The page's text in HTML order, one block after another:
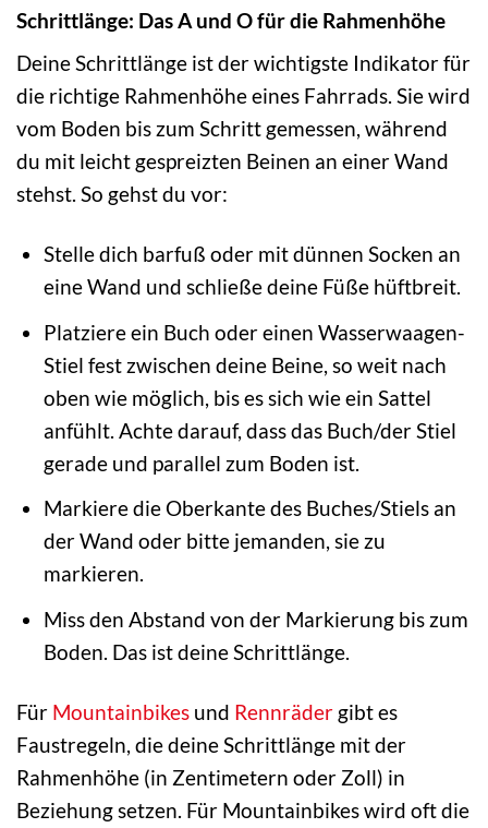
Schrittlänge: Das A und O für die Rahmenhöhe
Deine Schrittlänge ist der wichtigste Indikator für
die richtige Rahmenhöhe eines Fahrrads. Sie wird
vom Boden bis zum Schritt gemessen, während
du mit leicht gespreizten Beinen an einer Wand
stehst. So gehst du vor:
Stelle dich barfuß oder mit dünnen Socken an
eine Wand und schließe deine Füße hüftbreit.
Platziere ein Buch oder einen Wasserwaagen-
Stiel fest zwischen deine Beine, so weit nach
oben wie möglich, bis es sich wie ein Sattel
anfühlt. Achte darauf, dass das Buch/der Stiel
gerade und parallel zum Boden ist.
Markiere die Oberkante des Buches/Stiels an
der Wand oder bitte jemanden, sie zu
markieren.
Miss den Abstand von der Markierung bis zum
Boden. Das ist deine Schrittlänge.
Für Mountainbikes und Rennräder gibt es
Faustregeln, die deine Schrittlänge mit der
Rahmenhöhe (in Zentimetern oder Zoll) in
Beziehung setzen. Für Mountainbikes wird oft die